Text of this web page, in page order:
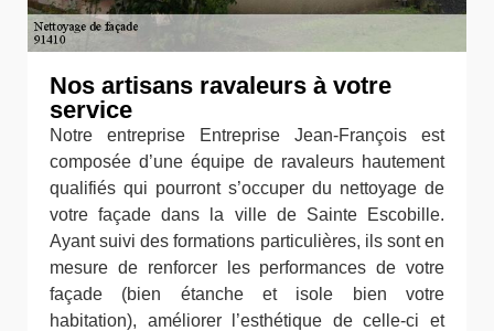
Nos artisans ravaleurs à votre
service
Notre entreprise Entreprise Jean-François est
composée d’une équipe de ravaleurs hautement
qualifiés qui pourront s’occuper du nettoyage de
votre façade dans la ville de Sainte Escobille.
Ayant suivi des formations particulières, ils sont en
mesure de renforcer les performances de votre
façade (bien étanche et isole bien votre
habitation), améliorer l’esthétique de celle-ci et